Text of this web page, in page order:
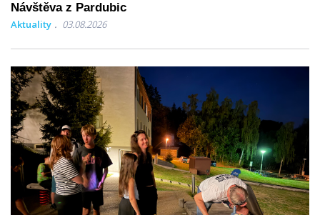
Návštěva z Pardubic
Aktuality 03.08.2026